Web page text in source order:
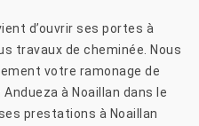
d’ouvrir ses portes à
travaux de cheminée. Nous
votre ramonage de
à Noaillan dans le
prestations à Noaillan